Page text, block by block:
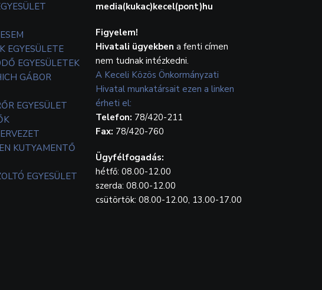
EGYESÜLETE
EGYESÜLETEK
GÁBOR
EGYESÜLET
KUTYAMENTŐ
EGYESÜLET
media(kukac)kecel(pont)hu
Figyelem!
Hivatali ügyekben a fenti címen
nem tudnak intézkedni.
A Keceli Közös Önkormányzati
Hivatal munkatársait ezen a linken
érheti el:
Telefon: 78/420-211
Fax: 78/420-760
Ügyfélfogadás:
hétfő: 08.00-12.00
szerda: 08.00-12.00
csütörtök: 08.00-12.00, 13.00-17.00